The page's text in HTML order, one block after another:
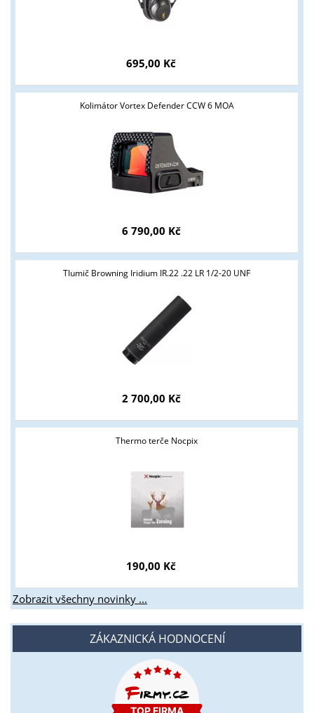
695,00 Kč
Kolimátor Vortex Defender CCW 6 MOA
6 790,00 Kč
Tlumič Browning Iridium IR.22 .22 LR 1/2-20 UNF
2 700,00 Kč
Thermo terče Nocpix
190,00 Kč
Zobrazit všechny novinky ...
ZÁKAZNICKÁ HODNOCENÍ
podmínky?
ANO NE